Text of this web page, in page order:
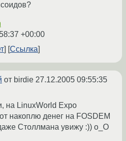
+00:00
Ссылка
от birdie 27.12.2005 09:55:35
на LinuxWorld Expo
накоплю денег на FOSDEM
Столлмана увижу :)) o_O